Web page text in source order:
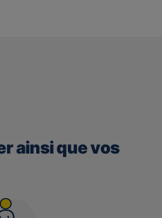
ainsi que vos